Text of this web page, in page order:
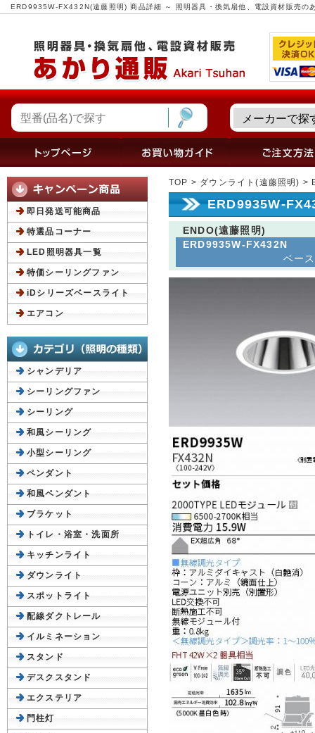
ERD9935W-FX432N(遠藤照明) 商品詳細 ～ 照明器具・換気扇他、電設資材販売の
TOP > ダウンライト(遠藤照明) >
ERD9935W-
ENDO(遠藤照明)
ERD9935W-FX432N
ベー
即日発送可能商品
特選品コーナー
LED照明器具一覧
特価シーリングファン
iDシリーズベースライト
エアコン
シャンデリア
シーリングファン
シーリング
和風シーリング
小型シーリング
ペンダント
和風ペンダント
ブラケット
トイレ・浴室・洗面所
キッチンライト
ダウンライト
スポットライト
配線ダクトレール
イルミネーション
スタンド
デスクスタンド
エクステリア
門柱灯